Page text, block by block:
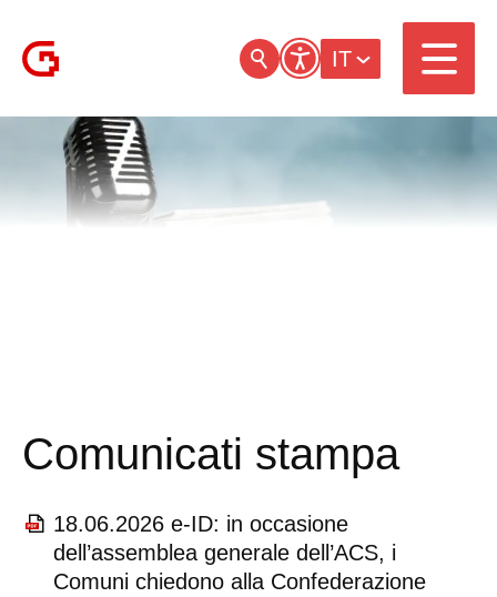
IT
Comunicati stampa
18.06.2026 e-ID: in occasione
dell’assemblea generale dell’ACS, i
Comuni chiedono alla Confederazione